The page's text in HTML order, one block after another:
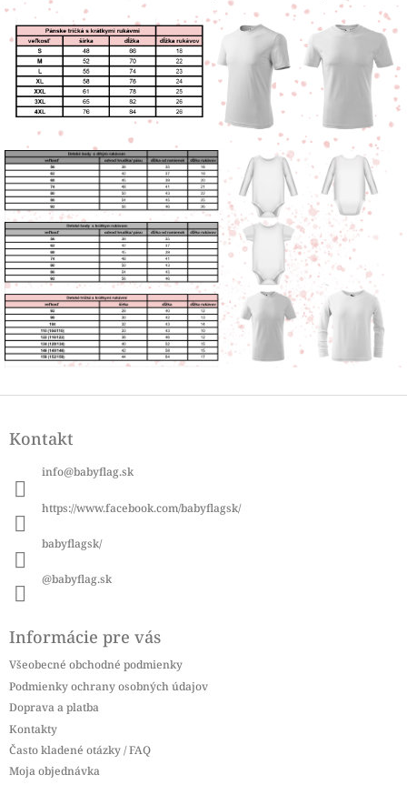
pKontakt
info@babyflag.sk
https://www.facebook.com/babyflagsk/
babyflagsk/
@babyflag.sk
Informácie pre vás
Všeobecné obchodné podmienky
Podmienky ochrany osobných údajov
Doprava a platba
Kontakty
Často kladené otázky / FAQ
Moja objednávka